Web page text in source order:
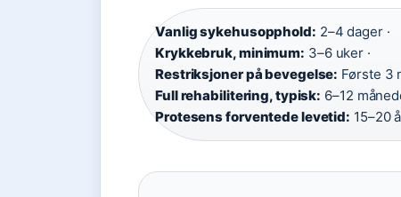
Vanlig sykehusopphold: 2–4 dager ·
Krykkebruk, minimum: 3–6 uker ·
Restriksjoner på bevegelse: Første 3
Full rehabilitering, typisk: 6–12
Protesens forventede levetid: 15–20